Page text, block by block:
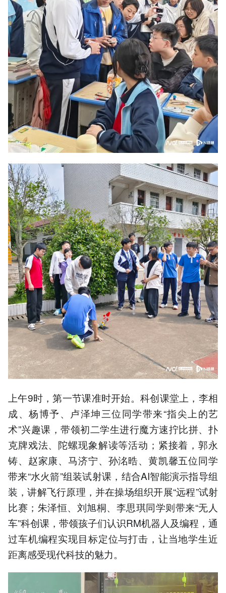
上午9时，第一节课准时开始。科创课堂上，李相
成、杨博予、卢泽坤三位同学带来“指尖上的艺
术”兴趣课，带领初二学生进行魔方速拧比拼、扑
克牌戏法、陀螺现象解读等活动；紧接着，郭永
铸、赵家康、马济宁、孙洺晧、黄凯馨五位同学
带来“水火箭”组装试射课，结合AI智能演示指导组
装，讲解飞行原理，并在操场组织开展“远程”试射
比赛；朱泽恒、刘旭桐、李思琪同学则带来“无人
车”科创课，带领孩子们认识RM机器人及编程，通
过车机编程实现目标定位与打击，让当地学生近
距离感受现代科技的魅力。